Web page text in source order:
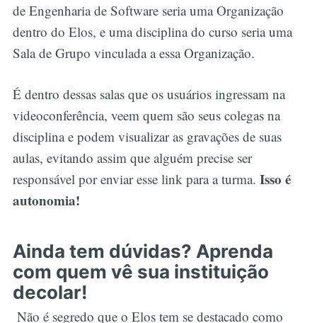
de Engenharia de Software seria uma Organização
dentro do Elos, e uma disciplina do curso seria uma
Sala de Grupo vinculada a essa Organização.
É dentro dessas salas que os usuários ingressam na
videoconferência, veem quem são seus colegas na
disciplina e podem visualizar as gravações de suas
aulas, evitando assim que alguém precise ser
responsável por enviar esse link para a turma. Isso é
autonomia!
Ainda tem dúvidas? Aprenda
com quem vê sua instituição
decolar!
Não é segredo que o Elos tem se destacado como